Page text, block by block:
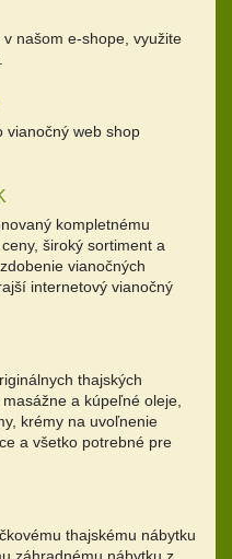
našom e-shope, využite
vianočný web shop
kompletnému
široký sortiment a
vianočných
internetový vianočný
thajských
a kúpeľné oleje,
krémy na uvoľnenie
a všetko potrebné pre
thajskému nábytku